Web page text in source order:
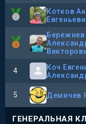
Котков
Бережнев
4
Коч
5 Демичев
ГЕНЕРАЛЬНАЯ